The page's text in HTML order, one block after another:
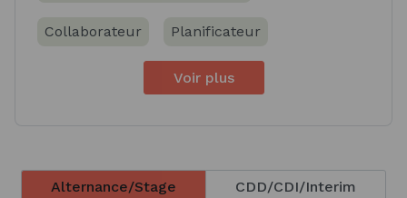
Collaborateur Planificateur
Voir plus
Alternance/Stage CDD/CDI/Interim